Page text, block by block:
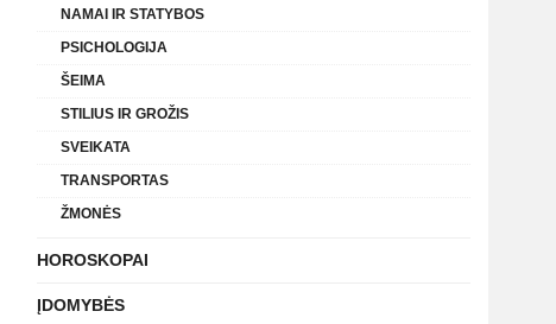
NAMAI IR STATYBOS
PSICHOLOGIJA
ŠEIMA
STILIUS IR GROŽIS
SVEIKATA
TRANSPORTAS
ŽMONĖS
HOROSKOPAI
ĮDOMYBĖS